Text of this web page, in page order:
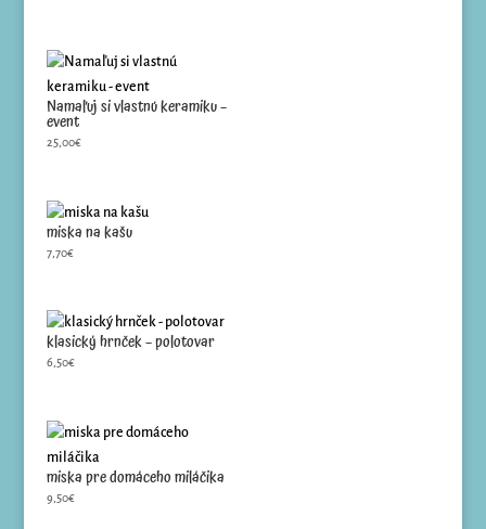
Namaľuj si vlastnú keramiku –
event
25,00€
miska na kašu
7,70€
klasický hrnček – polotovar
6,50€
miska pre domáceho miláčika
9,50€